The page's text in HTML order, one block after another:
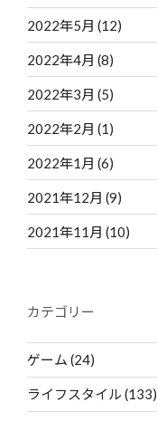
2022年5月 (12)
2022年4月 (8)
2022年3月 (5)
2022年2月 (1)
2022年1月 (6)
2021年12月 (9)
2021年11月 (10)
カテゴリー
ゲーム (24)
ライフスタイル (133)